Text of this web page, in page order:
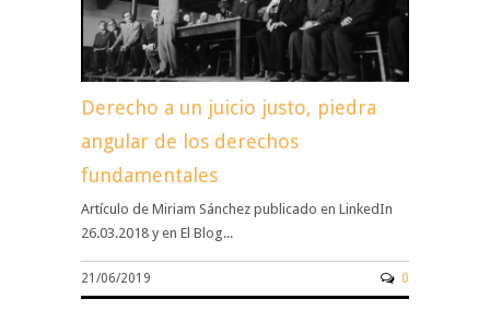
Derecho a un juicio justo, piedra
angular de los derechos
fundamentales
Artículo de Miriam Sánchez publicado en LinkedIn
26.03.2018 y en El Blog...
21/06/2019 0